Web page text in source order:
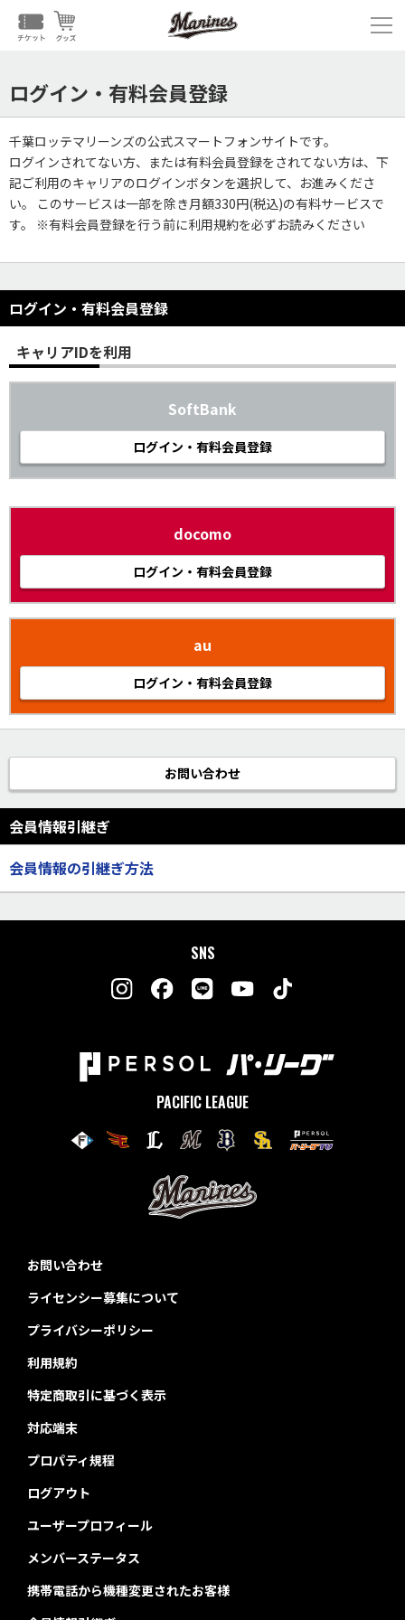
ログイン・有料会員登録
千葉ロッテマリーンズの公式スマートフォンサイトです。
ログインされてない方、または有料会員登録をされてない方は、下
記ご利用のキャリアのログインボタンを選択して、お進みくださ
い。 このサービスは一部を除き月額330円(税込)の有料サービスで
す。 ※有料会員登録を行う前に利用規約を必ずお読みください
ログイン・有料会員登録
キャリアIDを利用
SoftBank
ログイン・有料会員登録
docomo
ログイン・有料会員登録
au
ログイン・有料会員登録
お問い合わせ
会員情報引継ぎ
会員情報の引継ぎ方法
SNS
PACIFIC LEAGUE
お問い合わせ
ライセンシー募集について
プライバシーポリシー
利用規約
特定商取引に基づく表示
対応端末
プロパティ規程
ログアウト
ユーザープロフィール
メンバーステータス
携帯電話から機種変更されたお客様